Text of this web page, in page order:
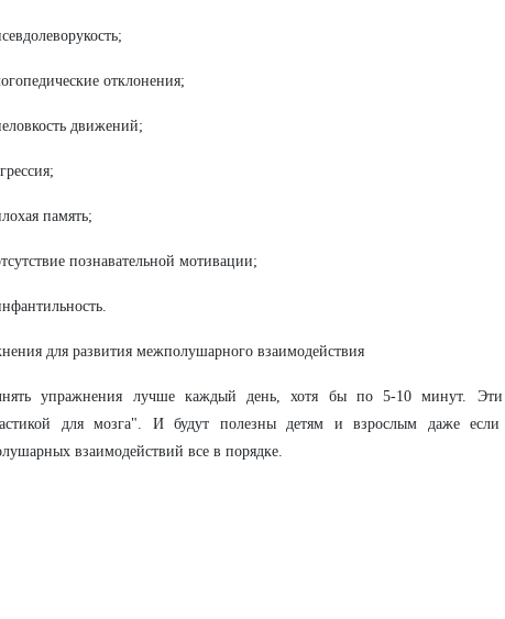
отклонения;
движений;
память;
познавательной мотивации;
для развития межполушарного взаимодействия
упражнения лучше каждый день, хотя бы по 5-10 минут. Эти
для мозга". И будут полезны детям и взрослым даже если
взаимодействий все в порядке.